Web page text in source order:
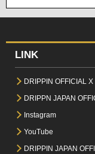
LINK
DRIPPIN OFFICIAL X
DRIPPN JAPAN
Instagram
YouTube
DRIPPIN JAPAN